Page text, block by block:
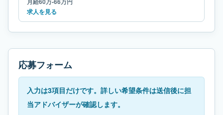
求人を見る
応募フォーム
入力は3項目だけです。詳しい希望条件は送信後に担
当アドバイザーが確認します。